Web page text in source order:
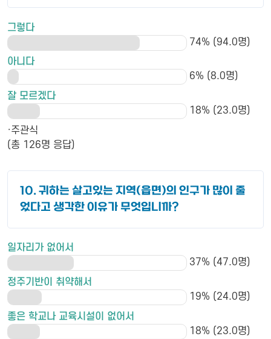
그렇다
74% (94.0명)
아니다
6% (8.0명)
잘 모르겠다
18% (23.0명)
·주관식
(총 126명 응답)
10. 귀하는 살고있는 지역(읍면)의 인구가 많이 줄
었다고 생각한 이유가 무엇입니까?
일자리가 없어서
37% (47.0명)
정주기반이 취약해서
19% (24.0명)
좋은 학교나 교육시설이 없어서
18% (23.0명)